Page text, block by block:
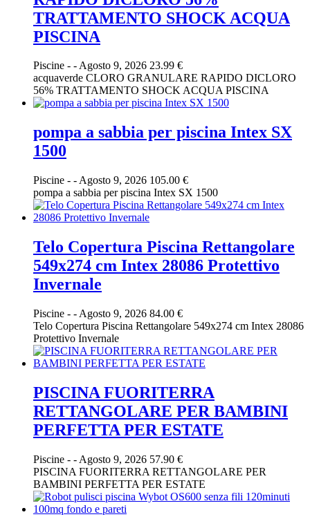
TRATTAMENTO SHOCK ACQUA
PISCINA
Piscine - -Agosto 9, 2026 23.99 €
acquaverde CLORO GRANULARE RAPIDO DICLORO
56% TRATTAMENTO SHOCK ACQUA PISCINA
pompa a sabbia per piscina Intex SX
1500
Piscine - - Agosto 9, 2026 105.00 €
pompa a sabbia per piscina Intex SX 1500
Telo Copertura Piscina Rettangolare
549x274 cm Intex 28086 Protettivo
Invernale
Piscine - - Agosto 9, 2026 84.00 €
Telo Copertura Piscina Rettangolare 549x274 cm Intex 28086
Protettivo Invernale
PISCINA FUORITERRA
RETTANGOLARE PER BAMBINI
PERFETTA PER ESTATE
Piscine - - Agosto 9, 2026 57.90 €
PISCINA FUORITERRA RETTANGOLARE PER
BAMBINI PERFETTA PER ESTATE